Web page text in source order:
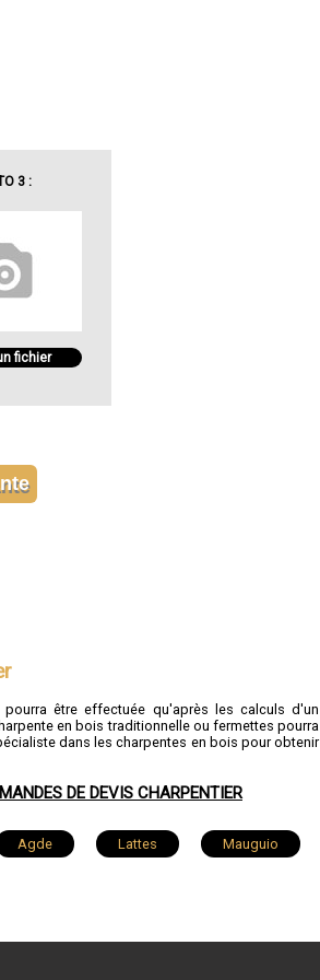
3 :
fichier
être effectuée qu'après les calculs d'un
en bois traditionnelle ou fermettes pourra
dans les charpentes en bois pour obtenir
DE DEVIS CHARPENTIER
Agde Lattes Mauguio
Baillargues Pignan